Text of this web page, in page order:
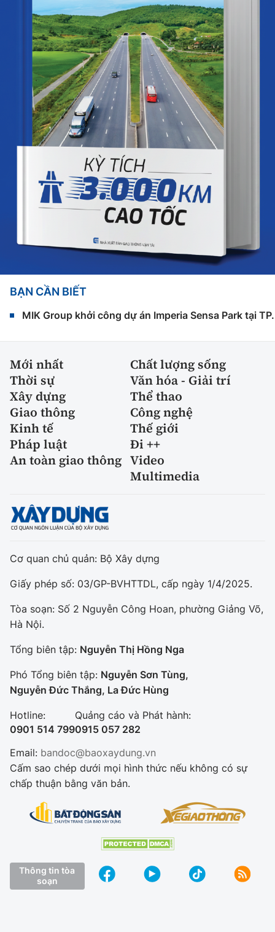
BẠN CẦN BIẾT
MIK Group khởi công dự án Imperia Sensa Park tại
Mới nhất
Chất lượng sống
Thời sự
Văn hóa - Giải trí
Xây dựng
Thể thao
Giao thông
Công nghệ
Kinh tế
Thế giới
Pháp luật
Đi ++
An toàn giao thông Video
Multimedia
Cơ quan chủ quản: Bộ Xây dựng
Giấy phép số: 03/GP-BVHTTDL, cấp ngày 1/4/2025.
Tòa soạn: Số 2 Nguyễn Công Hoan, phường Giảng Võ,
Hà Nội.
Tổng biên tập: Nguyễn Thị Hồng Nga
Phó Tổng biên tập: Nguyễn Sơn Tùng,
Nguyễn Đức Thắng, La Đức Hùng
Hotline:
0901 514 799
Quảng cáo và Phát hành:
0915 057 282
Email: bandoc@baoxaydung.vn
Cấm sao chép dưới mọi hình thức nếu không có sự
chấp thuận bằng văn bản.
Thông tin tòa
soạn